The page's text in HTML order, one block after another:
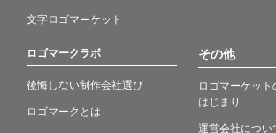
文字ロゴマーケット
ロゴマークラボ
後悔しない制作会社選び
ロゴマークとは
その他
ロゴマーケット
はじまり
運営会社につい